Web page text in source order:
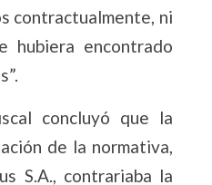
contractualmente, ni
hubiera encontrado
concluyó que la
de la normativa,
S.A., contrariaba la